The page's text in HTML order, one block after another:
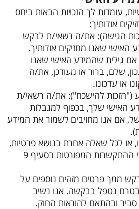
עומדות לך הזכויות הבאות ביחס
אודותיך:
הגישה): את/ה רשאי/ת לבקש
האישי שאנו מחזיקים אודותיך.
אם גילית שהמידע האישי שאנו
שלם, ברור או מעודכן, את/ה
או עדכונו.
("הזכות להישכח"): את/ה רשאי/ת
האישי שלך, בכפוף למגבלות
אם אנו מחויבים לשמור את המידע
או לכל שאלה אחרת בנושא פרטיות,
ניתן לפנות אלינו בדרכי ההתקשרות המפורטות בסעיף 9
ממך פרטים מזהים נוספים על
נטפל בבקשה. אנו נשיב
סביר ובהתאם להוראות החוק.